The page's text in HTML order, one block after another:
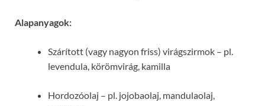
Alapanyagok:
Szárított (vagy nagyon friss) virágszirmok – pl.
levendula, körömvirág, kamilla
Hordozóolaj – pl. jojobaolaj, mandulaolaj,